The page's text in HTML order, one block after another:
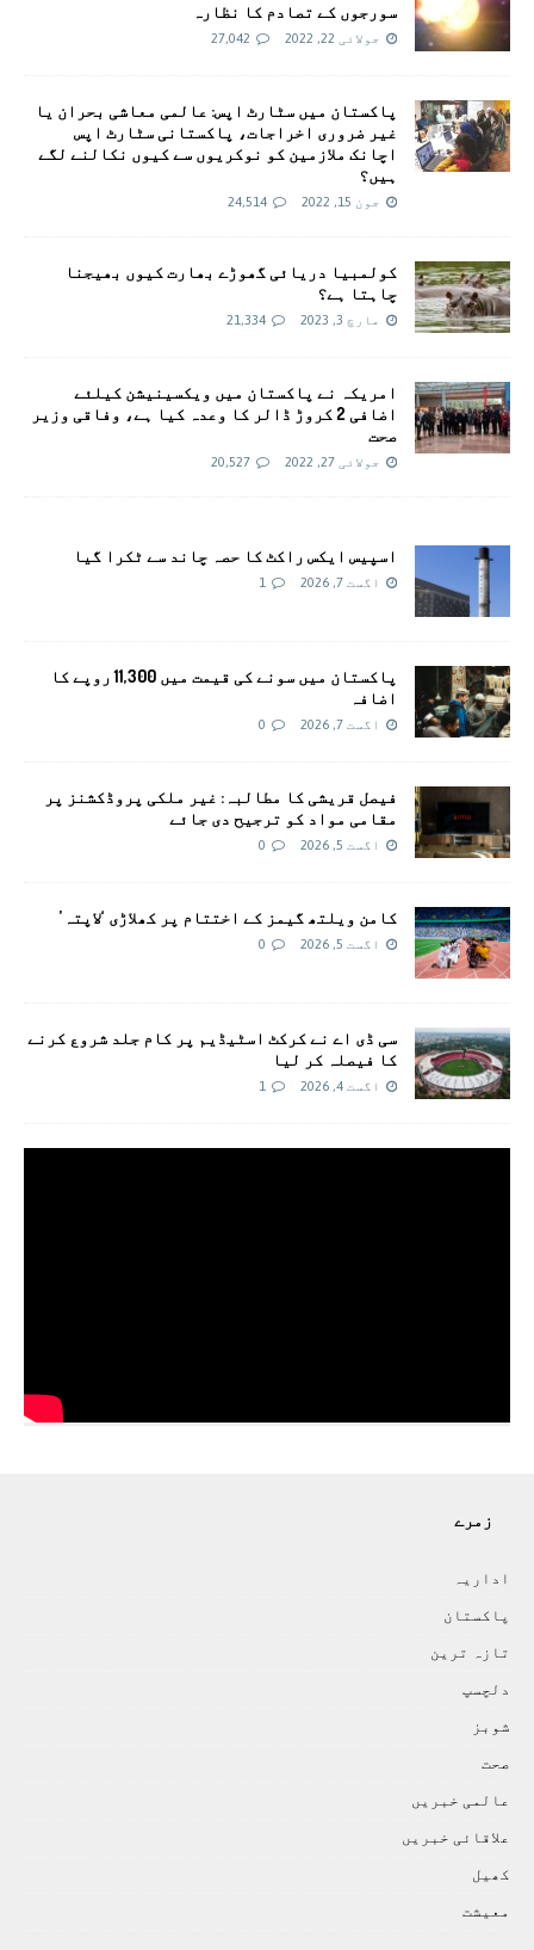
سورجوں کے تصادم کا نظارہ
جولائی 22, 2022 27,042
پاکستان میں سٹارٹ اپس: عالمی معاشی بحران یا
غیر ضروری اخراجات، پاکستانی سٹارٹ اپس
اچانک ملازمین کو نوکریوں سے کیوں نکالنے لگے
ہیں؟
جون 15, 2022 24,514
کولمبیا دریائی گھوڑے بھارت کیوں بھیجنا
چاہتا ہے؟
مارچ 3, 2023 21,334
امريکہ نے پاکستان میں ویکسینیشن کیلئے
اضافی 2 کروڑ ڈالر کا وعدہ کیا ہے، وفاقی وزیر
صحت
جولائی 27, 2022 20,527
اسپیس ایکس راکٹ کا حصہ چاند سے ٹکرا گیا
اگست 7, 2026 1
پاکستان میں سونے کی قیمت میں 11,300 روپے کا
اضافہ
اگست 7, 2026 0
فیصل قریشی کا مطالبہ: غیر ملکی پروڈکشنز پر
مقامی مواد کو ترجیح دی جائے
اگست 5, 2026 0
کامن ویلتھ گیمز کے اختتام پر کھلاڑی ‘لاپتہ’
اگست 5, 2026 0
سی ڈی اے نے کرکٹ اسٹیڈیم پر کام جلد شروع کرنے
کا فیصلہ کر لیا
اگست 4, 2026 1
زمرے
اداريہ
پاکستان
تازہ ترين
دلچسپ
شوبز
صحت
عالمی خبريں
علاقائی خبريں
کھيل
معيشت